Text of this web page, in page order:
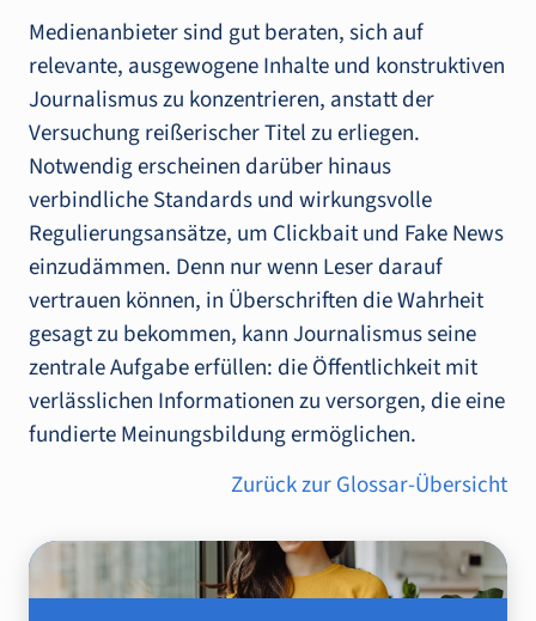
Medienanbieter sind gut beraten, sich auf
relevante, ausgewogene Inhalte und konstruktiven
Journalismus zu konzentrieren, anstatt der
Versuchung reißerischer Titel zu erliegen.
Notwendig erscheinen darüber hinaus
verbindliche Standards und wirkungsvolle
Regulierungsansätze, um Clickbait und Fake News
einzudämmen. Denn nur wenn Leser darauf
vertrauen können, in Überschriften die Wahrheit
gesagt zu bekommen, kann Journalismus seine
zentrale Aufgabe erfüllen: die Öffentlichkeit mit
verlässlichen Informationen zu versorgen, die eine
fundierte Meinungsbildung ermöglichen.
Zurück zur Glossar-Übersicht